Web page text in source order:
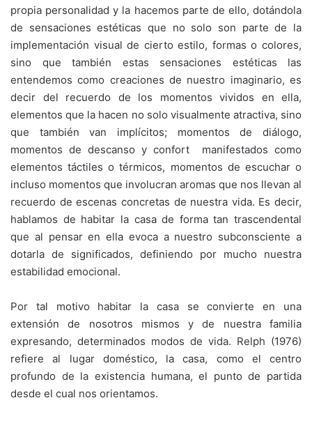
propia personalidad y la hacemos parte de ello, dotándola
de sensaciones estéticas que no solo son parte de la
implementación visual de cierto estilo, formas o colores,
sino que también estas sensaciones estéticas las
entendemos como creaciones de nuestro imaginario, es
decir del recuerdo de los momentos vividos en ella,
elementos que la hacen no solo visualmente atractiva, sino
que también van implícitos; momentos de diálogo,
momentos de descanso y confort manifestados como
elementos táctiles o térmicos, momentos de escuchar o
incluso momentos que involucran aromas que nos llevan al
recuerdo de escenas concretas de nuestra vida. Es decir,
hablamos de habitar la casa de forma tan trascendental
que al pensar en ella evoca a nuestro subconsciente a
dotarla de significados, definiendo por mucho nuestra
estabilidad emocional.
Por tal motivo habitar la casa se convierte en una
extensión de nosotros mismos y de nuestra familia
expresando, determinados modos de vida. Relph (1976)
refiere al lugar doméstico, la casa, como el centro
profundo de la existencia humana, el punto de partida
desde el cual nos orientamos.